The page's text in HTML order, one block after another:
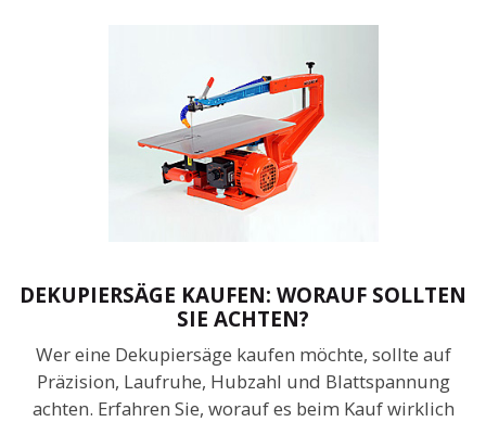
DEKUPIERSÄGE KAUFEN: WORAUF SOLLTEN
SIE ACHTEN?
Wer eine Dekupiersäge kaufen möchte, sollte auf
Präzision, Laufruhe, Hubzahl und Blattspannung
achten. Erfahren Sie, worauf es beim Kauf wirklich